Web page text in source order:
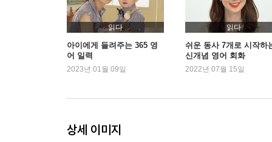
PART 02
Unit 01 that / who / what / which 두 문장 붙여 길게
Unit 02 when / where / how / why 두 문장 붙여 길
Unit 06 what 단어에 붙여 길게 말하기
읽다
아이에게 들려주는 365 영
어 일력
2023년 01월 09일
읽다
쉬운 동사 7개로 시작하
신개념 영어 회화
2022년 07월 15일
상세 이미지